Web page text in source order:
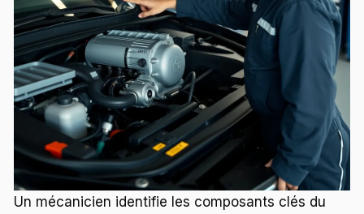
Un mécanicien identifie les composants clés du